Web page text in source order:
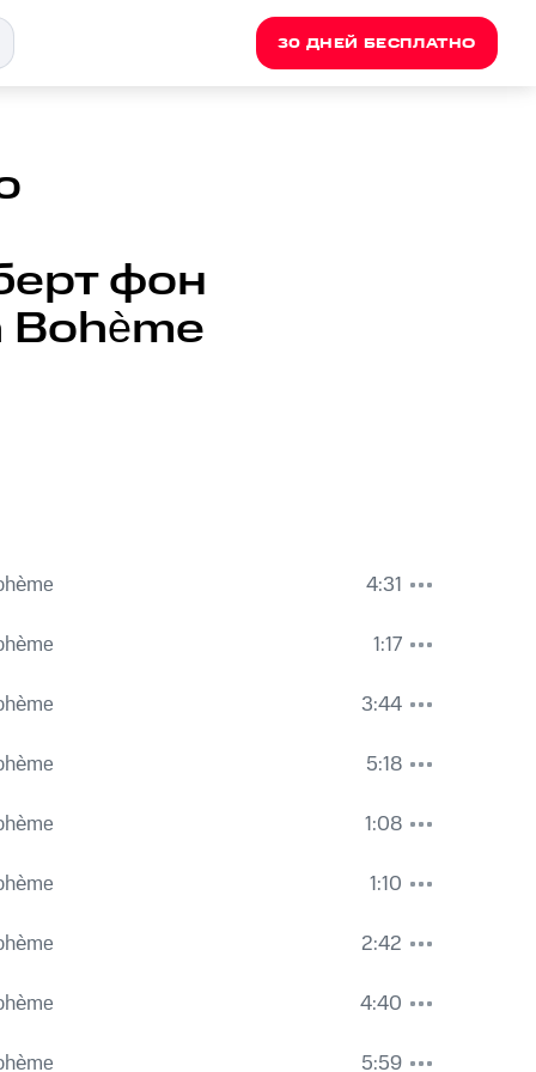
30 ДНЕЙ БЕСПЛАТНО
фон
4:31
1:17
,
3:44
5:18
,
1:08
1:10
2:42
4:40
5:59